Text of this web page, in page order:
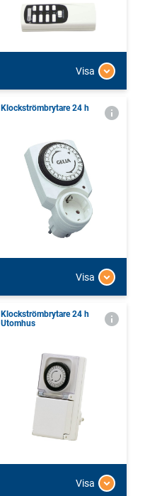
Visa
Klockströmbrytare 24 h
Visa
Klockströmbrytare 24 h
Utomhus
Visa